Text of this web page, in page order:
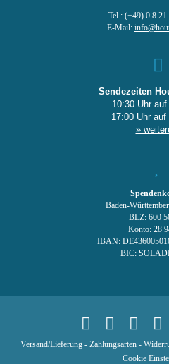
Tel.: (+49) 0 8 21
E-Mail:
Sendezeiten
10:30 Uhr
17:00 Uhr
»
Baden-
BLZ: 600
Konto: 28
IBAN:
BIC:
Versand/Lieferung- Zahlungsarten-
Cookie